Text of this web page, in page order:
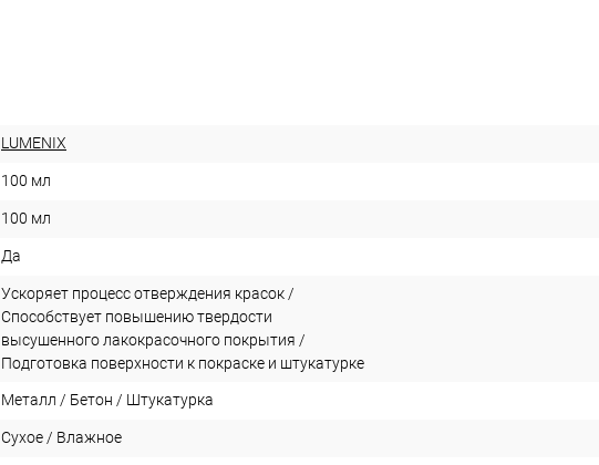
LUMENIX
100 мл
100 мл
Да
Ускоряет процесс отверждения красок /
Способствует повышению твердости
высушенного лакокрасочного покрытия /
Подготовка поверхности к покраске и штукатурке
Металл / Бетон / Штукатурка
Сухое / Влажное